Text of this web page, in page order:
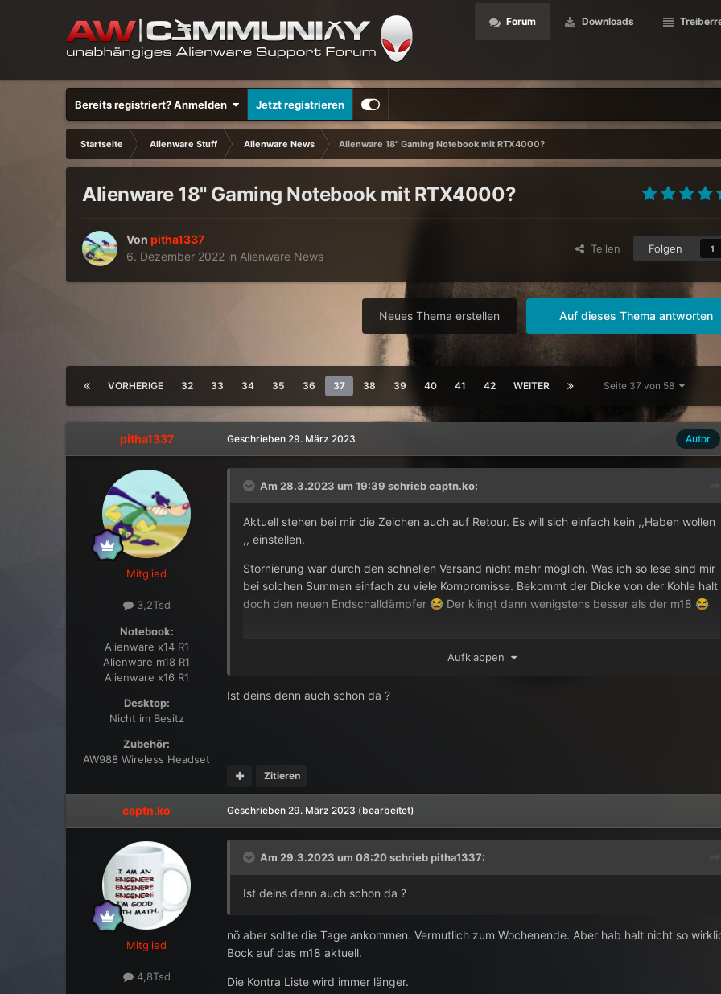
Forum Downloads
Bereits registriert? Anmelden Jetzt registrieren
Startseite Alienware Stuff Alienware News Alienware 18" Gaming Notebook mit RTX4000?
Alienware 18" Gaming Notebook mit RTX4000?
Vonpitha1337
6. Dezember 2022 in Alienware News
Teilen Folgen 1
Auf dieses Thema antworten
Neues Thema erstellen
VORHERIGE 32 33 34 35 36 37 38 39 40 41 42 WEITER Seite 37 von 58
pitha1337
Mitglied
3,2Tsd
Notebook:
Alienware x14 R1
Alienware m18 R1
Alienware x16 R1
Desktop:
Nicht im Besitz
Zubehör:
AW988 Wireless Headset
Autor
Geschrieben29. März 2023
Am 28.3.2023 um 19:39 schriebcaptn.ko:
Aktuell stehen bei mir die Zeichen auch auf Retour. Es will sich einfach kein ,,Haben wollen
,, einstellen.
Stornierung war durch den schnellen Versand nicht mehr möglich. Was ich so lese sind mir
bei solchen Summen einfach zu viele Kompromisse. Bekommt der Dicke von der Kohle halt
doch den neuen Endschalldämpfer😂 Der klingt dann wenigstens besser als der m18😂
Aufklappen
Ist deins denn auch schon da ?
Zitieren
captn.ko
Mitglied
4,8Tsd
Geschrieben 29. März 2023 (bearbeitet)
Am 29.3.2023 um 08:20 schriebpitha1337:
Ist deins denn auch schon da ?
nö aber sollte die Tage ankommen. Vermutlich zum Wochenende. Aber hab halt nicht so
Bock auf das m18 aktuell.
Die Kontra Liste wird immer länger.